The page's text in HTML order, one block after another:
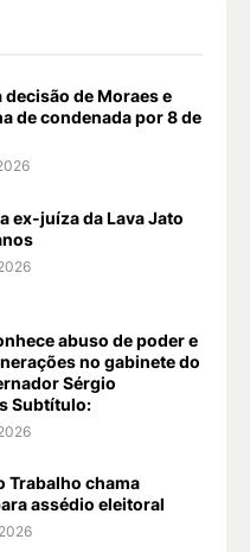
decisão de Moraes e
de condenada por 8 de
ex-juíza da Lava Jato
abuso de poder e
no gabinete do
Sérgio
Subtítulo:
Trabalho chama
assédio eleitoral